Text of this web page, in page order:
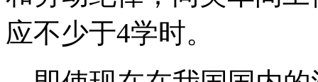
应不少于4学时。